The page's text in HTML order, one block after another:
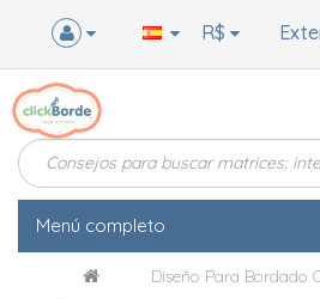
R$
Menú completo
Diseño Para Bordado